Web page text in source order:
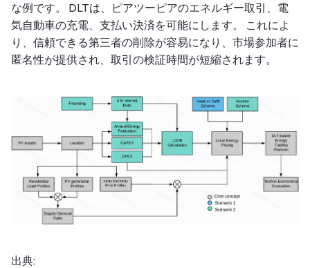
な例です。 DLTは、ピアツーピアのエネルギー取引、電
気自動車の充電、支払い決済を可能にします。 これによ
り、信頼できる第三者の削除が容易になり、市場参加者に
匿名性が提供され、取引の検証時間が短縮されます。
出典: